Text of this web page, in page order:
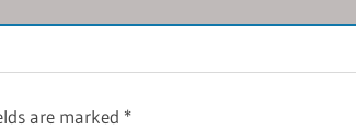
are marked *